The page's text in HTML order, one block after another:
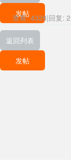
发帖
查看: 4328|回复: 2
返回列表
发帖